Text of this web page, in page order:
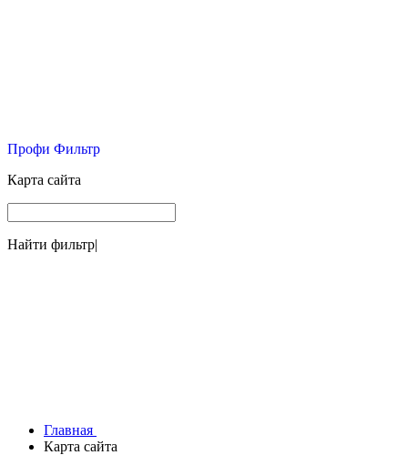
Профи Фильтр
Карта сайта
Найти фильтр|
Главная
Карта сайта